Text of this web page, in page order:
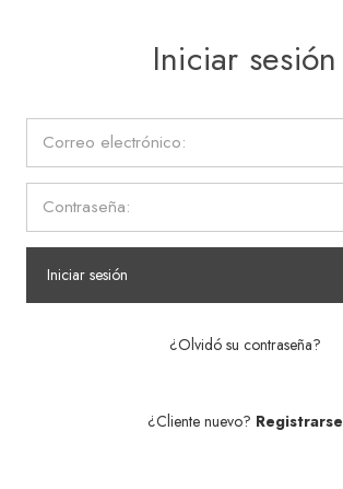
Iniciar sesión
Iniciar sesión
¿Olvidó su contraseña?
¿Cliente nuevo? Registrarse